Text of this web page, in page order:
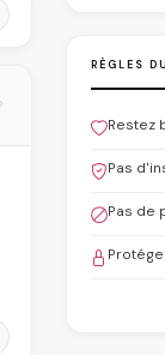
RÈGLES
Restez
Pas
Pas de